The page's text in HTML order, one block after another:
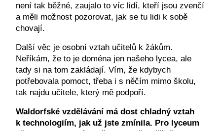
není tak běžné, zaujalo to víc lidí, kteří jsou zvenčí
a měli možnost pozorovat, jak se tu lidi k sobě
chovají.
Další věc je osobní vztah učitelů k žákům.
Neříkám, že to je doména jen našeho lycea, ale
tady si na tom zakládají. Vím, že kdybych
potřebovala pomoct, třeba i s něčím mimo školu,
tak najdu učitele, který mě podpoří.
Waldorfské vzdělávání má dost chladný vztah
k technologiím, jak už jste zmínila. Pro lyceum